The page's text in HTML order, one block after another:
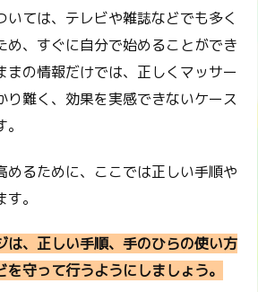
いては、テレビや雑誌などでも多く
め、すぐに自分で始めることができ
まの情報だけでは、正しくマッサー
り難く、効果を実感できないケース
めるために、ここでは正しい手順や
。
は、正しい手順、手のひらの使い方
守って行うようにしましょう。